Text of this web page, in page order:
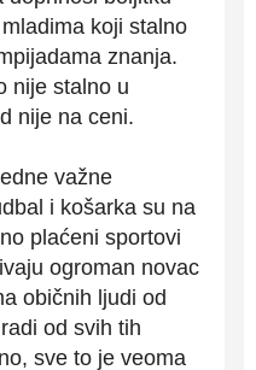
koji stalno
znanja.
nije stalno u
nije na ceni.
važne
i košarka su na
plaćeni sportovi
ogroman novac
običnih ljudi od
od svih tih
sve to je veoma